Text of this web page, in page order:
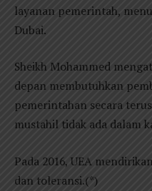
layanan pemerintah,
Dubai.
Sheikh Mohammed
depan membutuhkan
pemerintahan secara
mustahil tidak ada dalam
Pada 2016, UEA
dan toleransi.(*)